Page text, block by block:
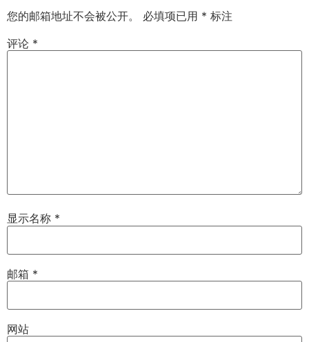
您的邮箱地址不会被公开。 必填项已用 * 标注
评论 *
显示名称 *
邮箱 *
网站